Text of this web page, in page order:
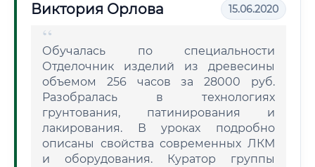
Виктория Орлова 15.06.2020
Обучалась по специальности
Отделочник изделий из древесины
объемом 256 часов за 28000 руб.
Разобралась в технологиях
грунтования, патинирования и
лакирования. В уроках подробно
описаны свойства современных ЛКМ
и оборудования. Куратор группы